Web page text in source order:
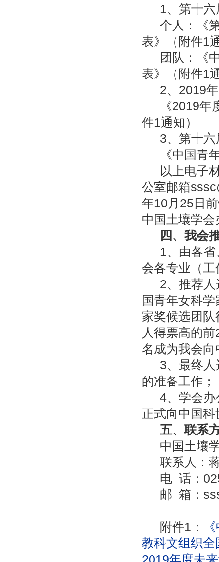
1、第十
个人：《
表》（附件1
团队：《
表》（附件1
2、 2019
《2019年
件1通知）
3、第十
《中国青
以上电子
公室邮箱
年10 月 25 日
中国土壤学
四、我会
1、由各
会各专业（
2、推荐
国青年女科
家奖候选团
人得票高的前
名成为我会
3、最终
的准备工作；
4、学会办
正式向中国
五、联系
中国土壤
联系人：
电 话：
邮 箱：
附件1 ：
教科文组织
2019年度未